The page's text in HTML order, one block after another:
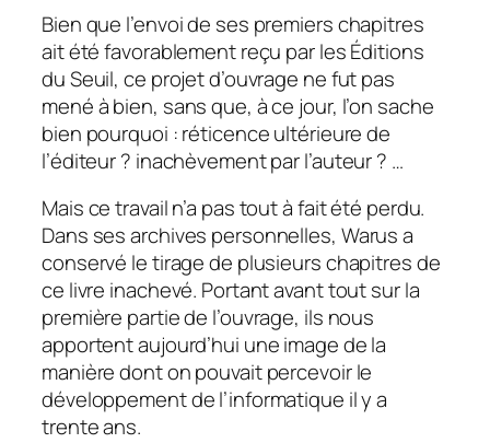
Bien que l’envoi de ses premiers chapitres
ait été favorablement reçu par les Éditions
du Seuil, ce projet d’ouvrage ne fut pas
mené à bien, sans que, à ce jour, l’on sache
bien pourquoi : réticence ultérieure de
l’éditeur ? inachèvement par l’auteur ? …
Mais ce travail n’a pas tout à fait été perdu.
Dans ses archives personnelles, Warus a
conservé le tirage de plusieurs chapitres de
ce livre inachevé. Portant avant tout sur la
première partie de l’ouvrage, ils nous
apportent aujourd’hui une image de la
manière dont on pouvait percevoir le
développement de l’informatique il y a
trente ans.